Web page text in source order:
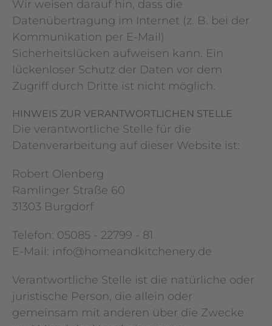
Wir weisen darauf hin, dass die
Datenübertragung im Internet (z. B. bei der
Kommunikation per E-Mail)
Sicherheitslücken aufweisen kann. Ein
lückenloser Schutz der Daten vor dem
Zugriff durch Dritte ist nicht möglich.
HINWEIS ZUR VERANTWORTLICHEN STELLE
Die verantwortliche Stelle für die
Datenverarbeitung auf dieser Website ist:
Robert Olenberg
Ramlinger Straße 60
31303 Burgdorf
Telefon: 05085 - 22799 - 81
E-Mail: info@homeandkitchenery.de
Verantwortliche Stelle ist die natürliche oder
juristische Person, die allein oder
gemeinsam mit anderen über die Zwecke